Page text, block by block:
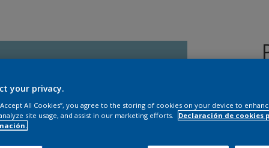
your privacy.
All Cookies”, you agree to the storing of cookies on your device to
site usage, and assist in our marketing efforts.
Declaración de cookies